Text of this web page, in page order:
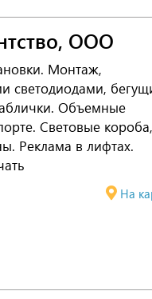
ООО
Монтаж,
светодиодами,
Объемные
Световые короба,
Реклама в лифтах.
На